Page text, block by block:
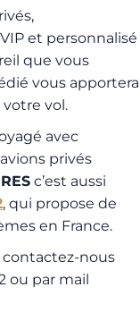
et personnalisé
que vous
vous apportera
votre vol.
avec
privés
c’est aussi
, qui propose de
en France.
contactez-nous
ou par mail